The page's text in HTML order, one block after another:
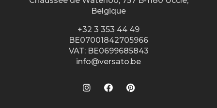
Belgique
+32 3 353 44 49
BE07001842705966
VAT: BE0699685843
info@versato.be